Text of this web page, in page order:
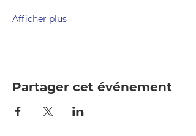
Afficher plus
Partager cet événement